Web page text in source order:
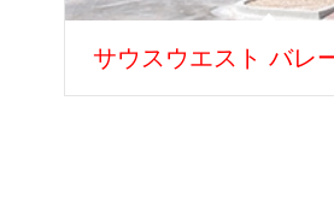
サウスウエスト バレ